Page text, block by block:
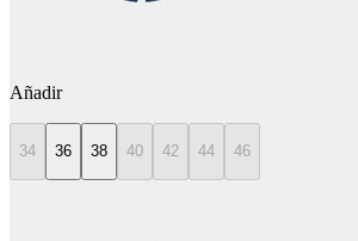
Añadir
34 36 38 40 42 44 46